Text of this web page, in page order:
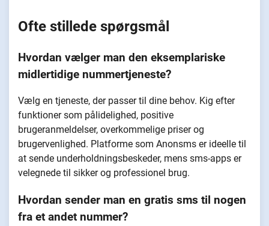
Ofte stillede spørgsmål
Hvordan vælger man den eksemplariske
midlertidige nummertjeneste?
Vælg en tjeneste, der passer til dine behov. Kig efter
funktioner som pålidelighed, positive
brugeranmeldelser, overkommelige priser og
brugervenlighed. Platforme som Anonsms er ideelle til
at sende underholdningsbeskeder, mens sms-apps er
velegnede til sikker og professionel brug.
Hvordan sender man en gratis sms til nogen
fra et andet nummer?